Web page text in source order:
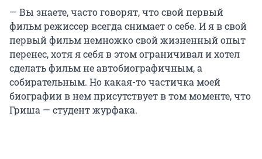
— Вы знаете, часто говорят, что свой первый
фильм режиссер всегда снимает о себе. И я в свой
первый фильм немножко свой жизненный опыт
перенес, хотя я себя в этом ограничивал и хотел
сделать фильм не автобиографичным, а
собирательным. Но какая-то частичка моей
биографии в нем присутствует в том моменте, что
Гриша — студент журфака.